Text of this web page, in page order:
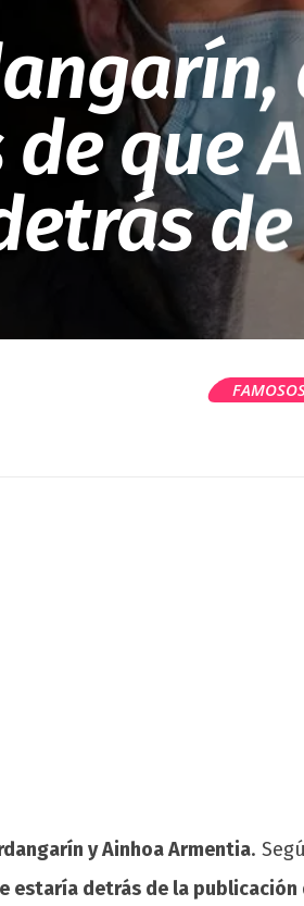
que
y Ainhoa Armentia.
estaría detrás de la